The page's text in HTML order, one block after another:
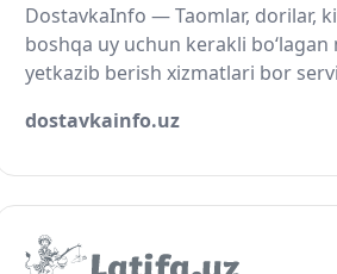
DostavkaInfo — Taomlar, dorilar,
boshqa uy uchun kerakli bo‘lagan
yetkazib berish xizmatlari bor
dostavkainfo.uz